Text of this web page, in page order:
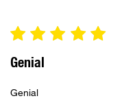
Genial
Genial